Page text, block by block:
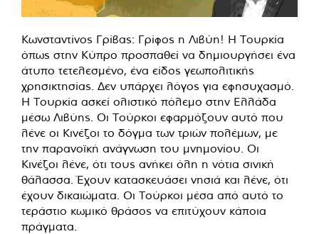
Κωνσταντίνος Γρίβας: Γρίφος η Λιβύη! Η Τουρκία
όπως στην Κύπρο προσπαθεί να δημιουργήσει ένα
άτυπο τετελεσμένο, ένα είδος γεωπολιτικής
χρησικτησίας. Δεν υπάρχει λόγος για εφησυχασμό.
Η Τουρκία ασκεί ολιστικό πόλεμο στην Ελλάδα
μέσω Λιβύης. Οι Τούρκοι εφαρμόζουν αυτό που
λένε οι Κινέζοι το δόγμα των τριών πολέμων, με
την παρανοϊκή ανάγνωση του μνημονίου. Οι
Κινέζοι λένε, ότι τους ανήκει όλη η νότια σινική
θάλασσα. Έχουν κατασκευάσει νησιά και λένε, ότι
έχουν δικαιώματα. Οι Τούρκοι μέσα από αυτό το
τεράστιο κωμικό θράσος να επιτύχουν κάποια
πράγματα.